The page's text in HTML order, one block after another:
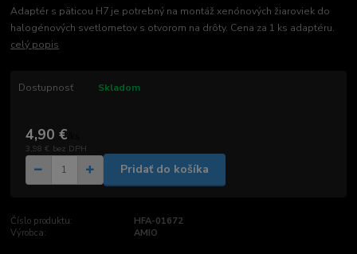
Adaptér s päticou H7 je potrebný na montáž xenónových žiaroviek do
halogénových svetlometov s otvorom na drôty. Cena za 1 ks adaptéru.
celý popis
Dostupnosť Skladom
4,90 €
3,98 € bez DPH
Pridať do košíka
Číslo produktu:
HFA-01672
Výrobca:
AMIO